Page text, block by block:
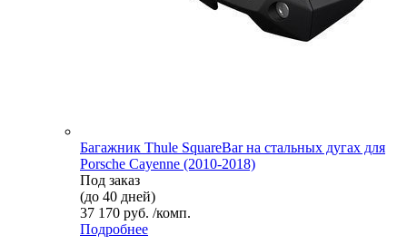
Багажник Thule SquareBar на стальных дугах для
Porsche Cayenne (2010-2018)
Под заказ
(до 40 дней)
37 170 руб. /комп.
Подробнее